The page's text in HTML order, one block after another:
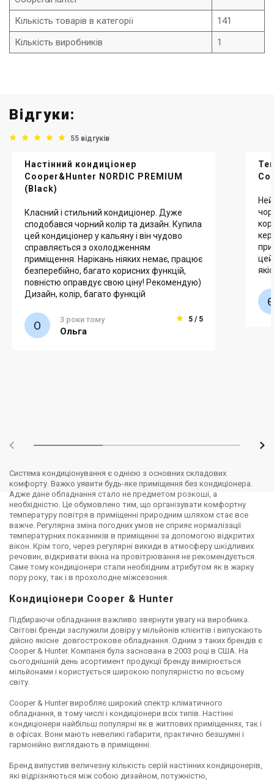
Кількість товарів в категорії
141
Кількість виробників
1
Відгуки:
55 відгуків
Настінний кондиціонер
Cooper&Hunter NORDIC PREMIUM
(Black)
Класний і стильний кондиціонер. Дуже
сподобався чорний колір та дизайн. Купила
цей кондиціонер у кальяну і він чудово
справляється з охолодженням
приміщення. Нарікань ніяких немає, працює
безперебійно, багато корисних функцій,
повністю оправдує свою ціну! Рекомендую)
Дизайн, колір, багато функцій
3 роки тому
Ольга
5 / 5
Система кондиціонування є однією з основних складових
комфорту. Важко уявити будь-яке приміщення без кондиціонера.
Адже дане обладнання стало не предметом розкоші, а
необхідністю. Це обумовлено тим, що організувати комфортну
температуру повітря в приміщенні природним шляхом стає все
важче. Регулярна зміна погодних умов не сприяє нормалізації
температурних показників в приміщенні за допомогою відкритих
вікон. Крім того, через регулярні викиди в атмосферу шкідливих
речовин, відкривати вікна на провітрювання не рекомендується.
Саме тому кондиціонери стали необхідним атрибутом як в жарку
пору року, так і в прохолодне міжсезоння.
Кондиціонери Cooper & Hunter
Підбираючи обладнання важливо звернути увагу на виробника.
Світові бренди заслужили довіру у мільйонів клієнтів і випускають
дійсно якісне довгострокове обладнання. Одним з таких брендів є
Cooper & Hunter. Компанія була заснована в 2003 році в США. На
сьогоднішній день асортимент продукції бренду вимірюється
мільйонами і користується широкою популярністю по всьому
світу.
Cooper & Hunter виробляє широкий спектр кліматичного
обладнання, в тому числі і кондиціонери всіх типів. Настінні
кондиціонери найбільш популярні як в житлових приміщеннях, так і
в офісах. Вони мають невеликі габарити, практично безшумні і
гармонійно виглядають в приміщенні.
Бренд випустив величезну кількість серій настінних кондиціонерів,
які відрізняються між собою дизайном, потужністю,